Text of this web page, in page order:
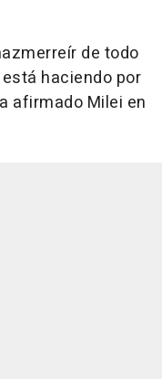
de todo
haciendo por
afirmado Milei en